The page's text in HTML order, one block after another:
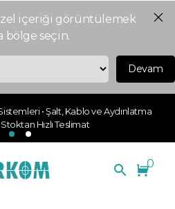
içeriği görüntülemek
bölge seçin.
Devam
• Şalt, Kablo ve Aydınlatma
Hızlı Teslimat
0